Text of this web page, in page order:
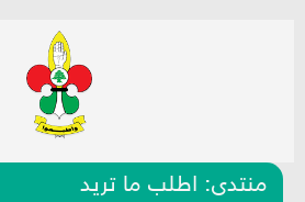
منتدى: اطلب ما تريد